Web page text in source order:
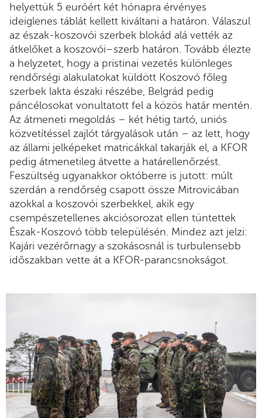
helyettük 5 euróért két hónapra érvényes
ideiglenes táblát kellett kiváltani a határon. Válaszul
az észak-koszovói szerbek blokád alá vették az
átkelőket a koszovói–szerb határon. Tovább élezte
a helyzetet, hogy a pristinai vezetés különleges
rendőrségi alakulatokat küldött Koszovó főleg
szerbek lakta északi részébe, Belgrád pedig
páncélosokat vonultatott fel a közös határ mentén.
Az átmeneti megoldás – két hétig tartó, uniós
közvetítéssel zajlót tárgyalások után – az lett, hogy
az állami jelképeket matricákkal takarják el, a KFOR
pedig átmenetileg átvette a határellenőrzést.
Feszültség ugyanakkor októberre is jutott: múlt
szerdán a rendőrség csapott össze Mitrovicában
azokkal a koszovói szerbekkel, akik egy
csempészetellenes akciósorozat ellen tüntettek
Észak-Koszovó több településén. Mindez azt jelzi:
Kajári vezérőrnagy a szokásosnál is turbulensebb
időszakban vette át a KFOR-parancsnokságot.